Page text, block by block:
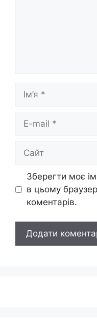
mail
Зберегти моє
в цьому
коментарів.